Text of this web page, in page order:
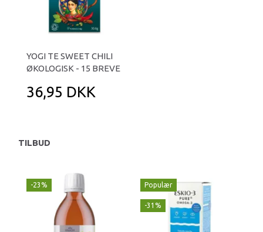
YOGI TE SWEET CHILI
ØKOLOGISK - 15 BREVE
36,95 DKK
TILBUD
-23% Populær
-31%